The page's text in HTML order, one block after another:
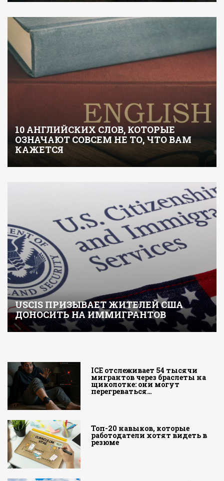
10 АНГЛИЙСКИХ СЛОВ, КОТОРЫЕ
ОЗНАЧАЮТ СОВСЕМ НЕ ТО, ЧТО ВАМ
КАЖЕТСЯ
USCIS ПРИЗЫВАЕТ ЖИТЕЛЕЙ США
ДОНОСИТЬ НА ИММИГРАНТОВ
ICE отслеживает 54 тысячи
мигрантов через браслеты на
щиколотке: они могут
перегреваться…
Топ-20 навыков, которые
работодатели хотят видеть в
резюме